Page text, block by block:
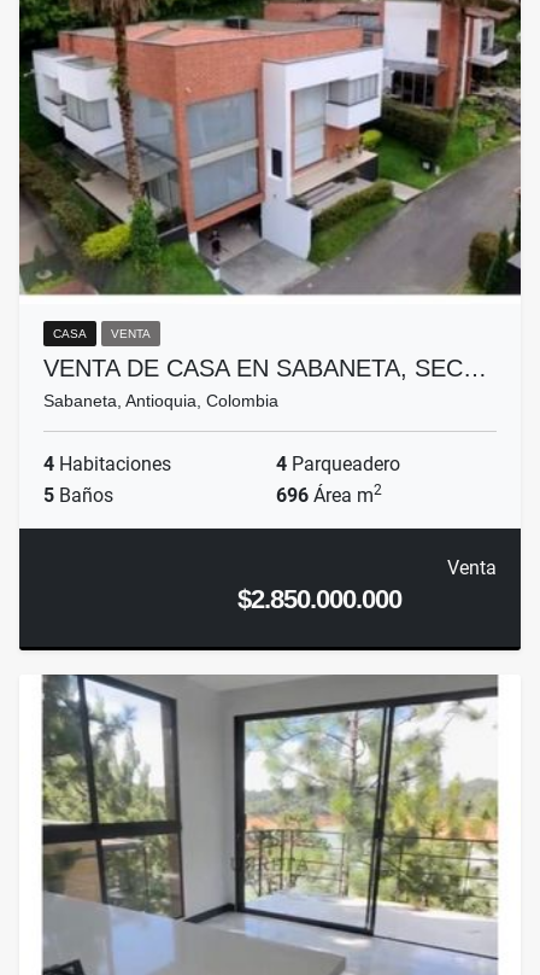
CASA VENTA
VENTA DE CASA EN SABANETA, SEC…
Sabaneta, Antioquia, Colombia
4 Habitaciones 4 Parqueadero
5 Baños 696 Área m2
Venta
$2.850.000.000